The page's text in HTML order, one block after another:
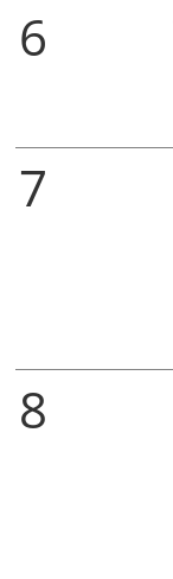
6
7
8